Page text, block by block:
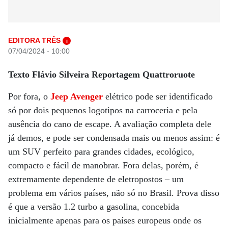
EDITORA TRÊS i
07/04/2024 - 10:00
Texto Flávio Silveira Reportagem Quattroruote
Por fora, o Jeep Avenger elétrico pode ser identificado
só por dois pequenos logotipos na carroceria e pela
ausência do cano de escape. A avaliação completa dele
já demos, e pode ser condensada mais ou menos assim: é
um SUV perfeito para grandes cidades, ecológico,
compacto e fácil de manobrar. Fora delas, porém, é
extremamente dependente de eletropostos – um
problema em vários países, não só no Brasil. Prova disso
é que a versão 1.2 turbo a gasolina, concebida
inicialmente apenas para os países europeus onde os